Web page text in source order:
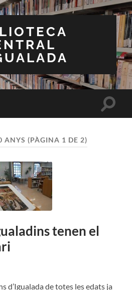
Toggle
ANYS (PÀGINA 1 DE 2)
tenen el
d’Igualada de totes les edats ja